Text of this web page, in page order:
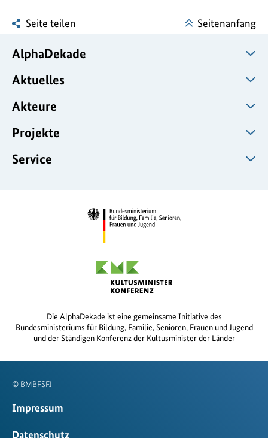
Seite teilen Seitenanfang
AlphaDekade
Aktuelles
Akteure
Projekte
Service
Die AlphaDekade ist eine gemeinsame Initiative des
Bundesministeriums für Bildung, Familie, Senioren, Frauen und Jugend
und der Ständigen Konferenz der Kultusminister der Länder
© BMBFSFJ
Impressum
Datenschutz